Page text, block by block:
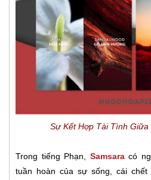
Sự Kết Hợp Tài Tình Giữa
Trong tiếng Phạn, Samsaracó
tuần hoàn của sự sống, cái